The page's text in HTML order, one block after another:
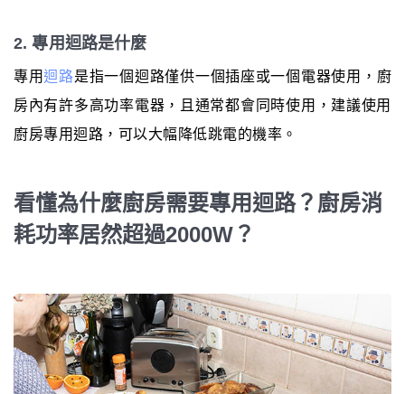
2. 專用迴路是什麼
專用迴路是指一個迴路僅供一個插座或一個電器使用，廚
房內有許多高功率電器，且通常都會同時使用，建議使用
廚房專用迴路，可以大幅降低跳電的機率。
看懂為什麼廚房需要專用迴路？廚房消
耗功率居然超過2000W？